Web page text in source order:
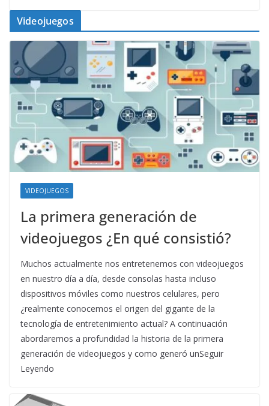
Videojuegos
VIDEOJUEGOS
La primera generación de
videojuegos ¿En qué consistió?
Muchos actualmente nos entretenemos con videojuegos
en nuestro día a día, desde consolas hasta incluso
dispositivos móviles como nuestros celulares, pero
¿realmente conocemos el origen del gigante de la
tecnología de entretenimiento actual? A continuación
abordaremos a profundidad la historia de la primera
generación de videojuegos y como generó unSeguir
Leyendo